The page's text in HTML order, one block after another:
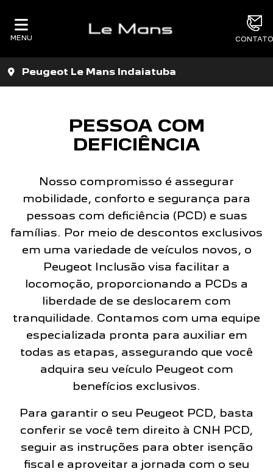
MENU CONTATO
Peugeot Le Mans Indaiatuba
PESSOA COM
DEFICIÊNCIA
Nosso compromisso é assegurar
mobilidade, conforto e segurança para
pessoas com deficiência (PCD) e suas
famílias. Por meio de descontos exclusivos
em uma variedade de veículos novos, o
Peugeot Inclusão visa facilitar a
locomoção, proporcionando a PCDs a
liberdade de se deslocarem com
tranquilidade. Contamos com uma equipe
especializada pronta para auxiliar em
todas as etapas, assegurando que você
adquira seu veículo Peugeot com
benefícios exclusivos.
Para garantir o seu Peugeot PCD, basta
conferir se você tem direito à CNH PCD,
seguir as instruções para obter isenção
fiscal e aproveitar a jornada com o seu